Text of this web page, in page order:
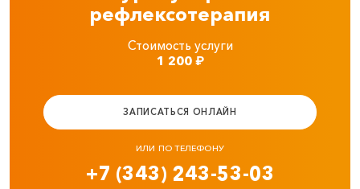
рефлексотерапия
Стоимость услуги
1 200₽
ЗАПИСАТЬСЯ ОНЛАЙН
ИЛИ ПО ТЕЛЕФОНУ
+7 (343) 243-53-03